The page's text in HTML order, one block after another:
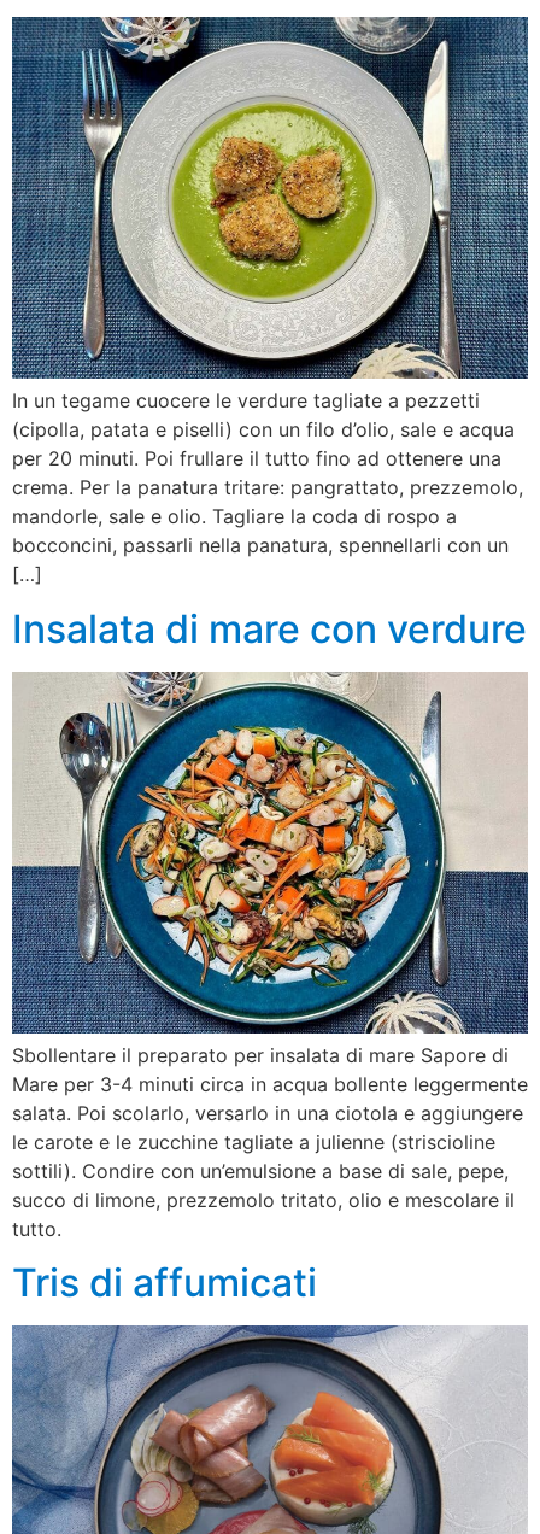
In un tegame cuocere le verdure tagliate a pezzetti
(cipolla, patata e piselli) con un filo d’olio, sale e acqua
per 20 minuti. Poi frullare il tutto fino ad ottenere una
crema. Per la panatura tritare: pangrattato, prezzemolo,
mandorle, sale e olio. Tagliare la coda di rospo a
bocconcini, passarli nella panatura, spennellarli con un
[…]
Insalata di mare con verdure
Sbollentare il preparato per insalata di mare Sapore di
Mare per 3-4 minuti circa in acqua bollente leggermente
salata. Poi scolarlo, versarlo in una ciotola e aggiungere
le carote e le zucchine tagliate a julienne (striscioline
sottili). Condire con un’emulsione a base di sale, pepe,
succo di limone, prezzemolo tritato, olio e mescolare il
tutto.
Tris di affumicati